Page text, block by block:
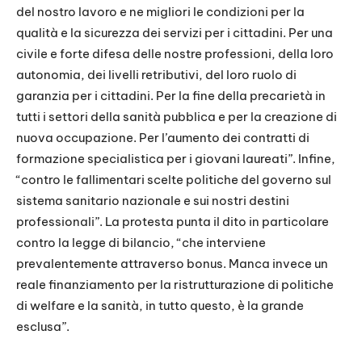
del nostro lavoro e ne migliori le condizioni per la
qualità e la sicurezza dei servizi per i cittadini. Per una
civile e forte difesa delle nostre professioni, della loro
autonomia, dei livelli retributivi, del loro ruolo di
garanzia per i cittadini. Per la fine della precarietà in
tutti i settori della sanità pubblica e per la creazione di
nuova occupazione. Per l’aumento dei contratti di
formazione specialistica per i giovani laureati”. Infine,
“contro le fallimentari scelte politiche del governo sul
sistema sanitario nazionale e sui nostri destini
professionali”. La protesta punta il dito in particolare
contro la legge di bilancio, “che interviene
prevalentemente attraverso bonus. Manca invece un
reale finanziamento per la ristrutturazione di politiche
di welfare e la sanità, in tutto questo, è la grande
esclusa”.